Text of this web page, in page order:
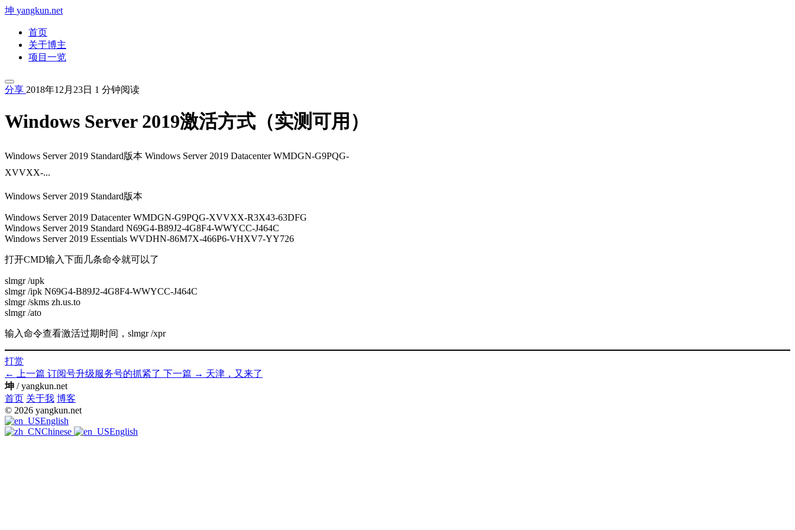
坤 yangkun.net
首页
关于博主
项目一览
分享 2018年12月23日 1 分钟阅读
Windows Server 2019激活方式（实测可用）
Windows Server 2019 Standard版本 Windows Server 2019 Datacenter WMDGN-G9PQG-
XVVXX-...
Windows Server 2019 Standard版本
Windows Server 2019 Datacenter WMDGN-G9PQG-XVVXX-R3X43-63DFG
Windows Server 2019 Standard N69G4-B89J2-4G8F4-WWYCC-J464C
Windows Server 2019 Essentials WVDHN-86M7X-466P6-VHXV7-YY726
打开CMD输入下面几条命令就可以了
slmgr /upk
slmgr /ipk N69G4-B89J2-4G8F4-WWYCC-J464C
slmgr /skms zh.us.to
slmgr /ato
输入命令查看激活过期时间，slmgr /xpr
打赏
← 上一篇 订阅号升级服务号的抓紧了 下一篇 → 天津，又来了
坤 / yangkun.net
首页 关于我 博客
© 2026 yangkun.net
English
Chinese
English